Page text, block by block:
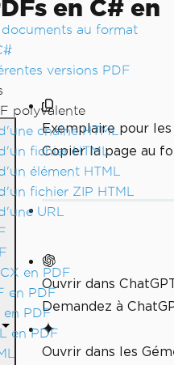
au format
versions PDF
polyvalente
chaîne HTML
fichier HTML
élément HTML
fichier ZIP HTML
URL
en PDF
en PDF
en PDF
en PDF
en C# en
Exemplaire pour les
Copier la page au
Ouvrir dans
Demandez à
Ouvrir dans les